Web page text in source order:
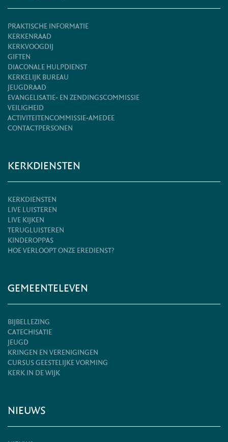
PRAKTISCHE INFORMATIE
KERKENRAAD
KERKVOOGDIJ
GIFTEN
DIACONALE HULPDIENST
KERKELIJK BUREAU
JEUGDRAAD
EVANGELISATIE- EN ZENDINGSCOMMISSIE
VEILIGHEID
ACTIVITEITENCOMMISSIE-AMEDEE
CONTACTPERSONEN
KERKDIENSTEN
KERKDIENSTEN
LIVE LUISTEREN
LIVE KIJKEN
TERUGLUISTEREN
KINDEROPPAS
HOE VERLOOPT ONZE EREDIENST?
GEMEENTELEVEN
BIJBELLEZING
CATECHISATIE
JEUGD
KRINGEN EN VERENIGINGEN
CURSUS GEESTELIJKE VORMING
KERK IN DE WIJK
NIEUWS